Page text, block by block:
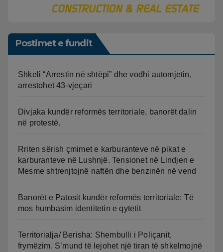
Postimet e fundit
Shkeli “Arrestin në shtëpi” dhe vodhi automjetin,
arrestohet 43-vjeçari
Divjaka kundër reformës territoriale, banorët dalin
në protestë.
Rriten sërish çmimet e karburanteve në pikat e
karburanteve në Lushnjë. Tensionet në Lindjen e
Mesme shtrenjtojnë naftën dhe benzinën në vend
Banorët e Patosit kundër reformës territoriale: Të
mos humbasim identitetin e qytetit
Territorialja/ Berisha: Shembulli i Poliçanit,
frymëzim. S’mund të lejohet një tiran të shkelmojnë